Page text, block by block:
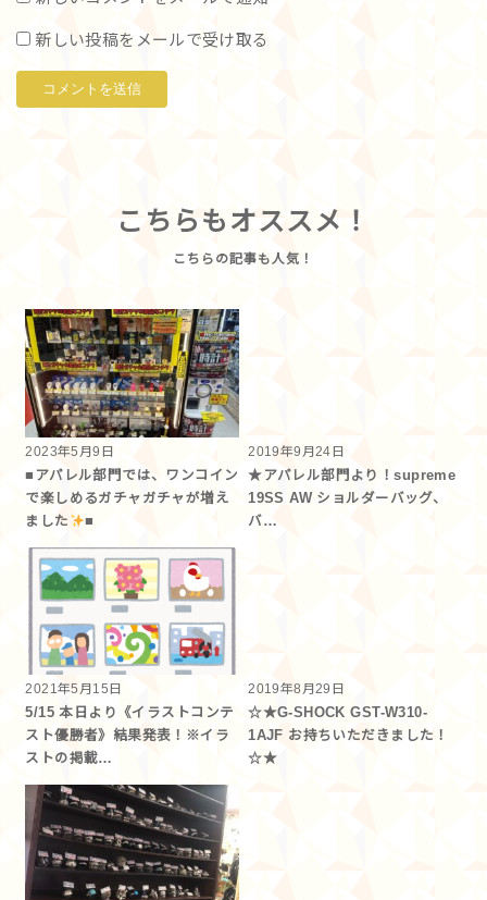
新しい投稿をメールで受け取る
こちらもオススメ！
2023年5月9日
■アパレル部門では、ワンコイン
で楽しめるガチャガチャが増え
ました
■
2019年9月24日
★アパレル部門より！supreme
19SS AW ショルダーバッグ、
バ…
2021年5月15日
5/15 本日より《イラストコンテ
スト優勝者》結果発表！※イラ
ストの掲載…
2019年8月29日
☆★G-SHOCK GST-W310-
1AJF お持ちいただきました！
☆★